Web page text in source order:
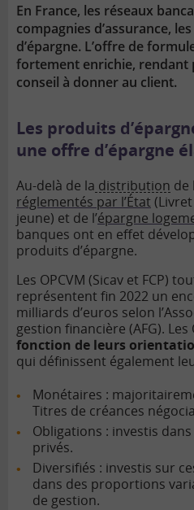
En France, les réseaux
compagnies d’assurance,
d’épargne. L’offre de
fortement enrichie, rendant
conseil à donner au client.
Les produits
une offre d’épargne
Au-delà de la distribution de
réglementés par l’État (Livret
jeune) et de l’épargne
banques ont en effet
produits d’épargne.
Les OPCVM (Sicav et FCP)
représentent fin 2022 un
milliards d’euros selon
gestion financière (AFG). Les
fonction de leurs
qui définissent également
Monétaires :
Titres de créances
Obligations : investis
privés.
Diversifiés : investis sur
dans des proportions
de gestion.